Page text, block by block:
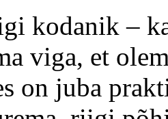
kodanik –
viga, et
on juba